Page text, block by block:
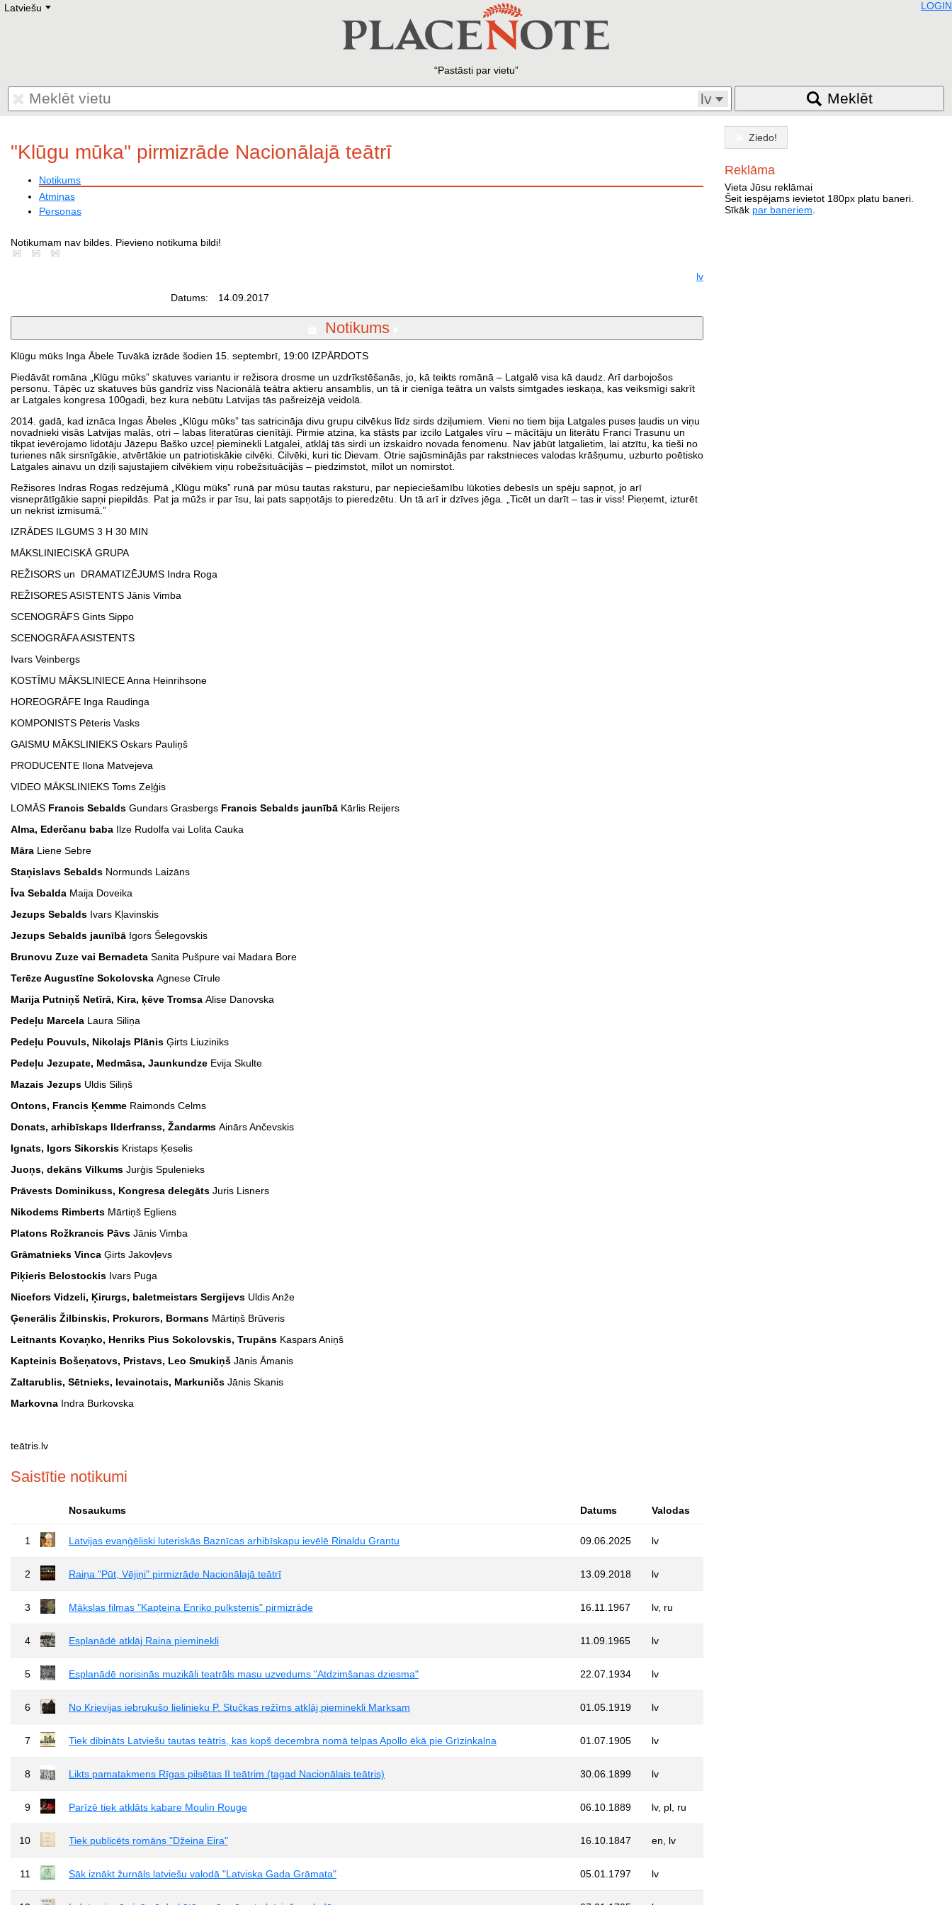
Latviešu E
Deutsch
Polski
Hebrew
LOGIN
Pastāsti par vietu
lv Meklēt
"Klūgu mūka" pirmizrāde Nacionālajā teātrī
Notikums
Atmiņas
Personas
Notikumam nav bildes. Pievieno notikuma bildi!
lv
Datums:
14.09.2017
Notikums
Klūgu mūks Inga Ābele Tuvākā izrāde šodien 15. septembrī, 19:00 IZPĀRDOTS
Piedāvāt romāna „Klūgu mūks” skatuves variantu ir režisora drosme un uzdrīkstēšanās, jo, kā teikts romānā – Latgalē visa kā daudz. Arī darbojošos
personu. Tāpēc uz skatuves būs gandrīz viss Nacionālā teātra aktieru ansamblis, un tā ir cienīga teātra un valsts simtgades ieskaņa, kas veiksmīgi sakrīt
ar Latgales kongresa 100gadi, bez kura nebūtu Latvijas tās pašreizējā veidolā.
2014. gadā, kad iznāca Ingas Ābeles „Klūgu mūks” tas satricināja divu grupu cilvēkus līdz sirds dziļumiem. Vieni no tiem bija Latgales puses ļaudis un viņu
novadnieki visās Latvijas malās, otri – labas literatūras cienītāji. Pirmie atzina, ka stāsts par izcilo Latgales vīru – mācītāju un literātu Franci Trasunu un
tikpat ievērojamo lidotāju Jāzepu Baško uzceļ pieminekli Latgalei, atklāj tās sirdi un izskaidro novada fenomenu. Nav jābūt latgalietim, lai atzītu, ka tieši no
turienes nāk sirsnīgākie, atvērtākie un patriotiskākie cilvēki. Cilvēki, kuri tic Dievam. Otrie sajūsminājās par rakstnieces valodas krāšņumu, uzburto poētisko
Latgales ainavu un dziļi sajustajiem cilvēkiem viņu robežsituācijās – piedzimstot, mīlot un nomirstot.
Režisores Indras Rogas redzējumā „Klūgu mūks” runā par mūsu tautas raksturu, par nepieciešamību lūkoties debesīs un spēju sapņot, jo arī
visneprātīgākie sapņi piepildās. Pat ja mūžs ir par īsu, lai pats sapņotājs to pieredzētu. Un tā arī ir dzīves jēga. „Ticēt un darīt – tas ir viss! Pieņemt, izturēt
un nekrist izmisumā.”
IZRĀDES ILGUMS 3 H 30 MIN
MĀKSLINIECISKĀ GRUPA
REŽISORS un DRAMATIZĒJUMS Indra Roga
REŽISORES ASISTENTS Jānis Vimba
SCENOGRĀFS Gints Sippo
SCENOGRĀFA ASISTENTS
Ivars Veinbergs
KOSTĪMU MĀKSLINIECE Anna Heinrihsone
HOREOGRĀFE Inga Raudinga
KOMPONISTS Pēteris Vasks
GAISMU MĀKSLINIEKS Oskars Pauliņš
PRODUCENTE Ilona Matvejeva
VIDEO MĀKSLINIEKS Toms Zeļģis
LOMĀS Francis Sebalds Gundars Grasbergs Francis Sebalds jaunībā Kārlis Reijers
Alma, Ederčanu baba Ilze Rudolfa vai Lolita Cauka
Māra Liene Sebre
Staņislavs Sebalds Normunds Laizāns
Īva Sebalda Maija Doveika
Jezups Sebalds Ivars Kļavinskis
Jezups Sebalds jaunībā Igors Šelegovskis
Brunovu Zuze vai Bernadeta Sanita Pušpure vai Madara Bore
Terēze Augustīne Sokolovska Agnese Cīrule
Marija Putniņš Netīrā, Kira, ķēve Tromsa Alise Danovska
Pedeļu Marcela Laura Siliņa
Pedeļu Pouvuls, Nikolajs Plānis Ģirts Liuziniks
Pedeļu Jezupate, Medmāsa, Jaunkundze Evija Skulte
Mazais Jezups Uldis Siliņš
Ontons, Francis Ķemme Raimonds Celms
Donats, arhibīskaps Ilderfranss, Žandarms Ainārs Ančevskis
Ignats, Igors Sikorskis Kristaps Ķeselis
Juoņs, dekāns Vilkums Jurģis Spulenieks
Prāvests Dominikuss, Kongresa delegāts Juris Lisners
Nikodems Rimberts Mārtiņš Egliens
Platons Rožkrancis Pāvs Jānis Vimba
Grāmatnieks Vinca Ģirts Jakovļevs
Piķieris Belostockis Ivars Puga
Nicefors Vidzeli, Ķirurgs, baletmeistars Sergijevs Uldis Anže
Ģenerālis Žilbinskis, Prokurors, Bormans Mārtiņš Brūveris
Leitnants Kovaņko, Henriks Pius Sokolovskis, Trupāns Kaspars Aniņš
Kapteinis Bošeņatovs, Pristavs, Leo Smukiņš Jānis Āmanis
Zaltarublis, Sētnieks, Ievainotais, Markuničs Jānis Skanis
Markovna Indra Burkovska
teātris.lv
Saistītie notikumi
Nosaukums Datums Valodas
1 Latvijas evaņģēliski luteriskās Baznīcas arhibīskapu ievēlē Rinaldu Grantu 09.06.2025 lv
2 Raiņa "Pūt, Vējiņi" pirmizrāde Nacionālajā teātrī 13.09.2018 lv
3 Mākslas filmas "Kapteiņa Enriko pulkstenis" pirmizrāde 16.11.1967 lv, ru
4 Esplanādē atklāj Raiņa pieminekli 11.09.1965 lv
5 Esplanādē norisinās muzikāli teatrāls masu uzvedums "Atdzimšanas dziesma" 22.07.1934 lv
6 No Krievijas iebrukušo lielinieku P. Stučkas režīms atklāj pieminekli Marksam 01.05.1919 lv
7 Tiek dibināts Latviešu tautas teātris, kas kopš decembra nomā telpas Apollo ēkā pie Grīziņkalna 01.07.1905 lv
8 Likts pamatakmens Rīgas pilsētas II teātrim (tagad Nacionālais teātris) 30.06.1899 lv
9 Parīzē tiek atklāts kabare Moulin Rouge 06.10.1889 lv, pl, ru
10 Tiek publicēts romāns "Džeina Eira" 16.10.1847 en, lv
11 Sāk iznākt žurnāls latviešu valodā "Latviska Gada Grāmata" 05.01.1797 lv
Ziedo!
Reklāma
Vieta Jūsu reklāmai
Šeit iespējams ievietot 180px platu baneri.
Sīkāk par baneriem